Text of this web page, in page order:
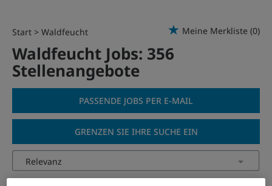
Start Waldfeucht Meine Merkliste (0)
Waldfeucht Jobs: 356
Stellenangebote
PASSENDE JOBS PER E-MAIL
GRENZEN SIE IHRE SUCHE EIN